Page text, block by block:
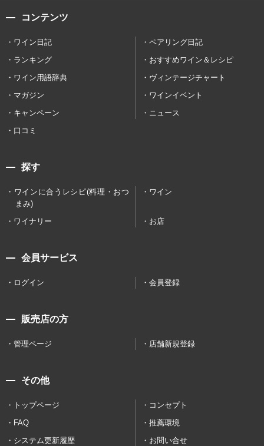
コンテンツ
ワイン日記
ペアリング日記
ランキング
おすすめワイン＆レシピ
ワイン用語辞典
ヴィンテージチャート
マガジン
ワインイベント
キャンペーン
ニュース
口コミ
探す
ワインに合うレシピ(料理・おつ
まみ)
ワイン
ワイナリー お店
会員サービス
ログイン 会員登録
販売店の方
管理ページ 店舗新規登録
その他
トップページ
コンセプト
FAQ
推薦環境
システム更新履歴
お問い合せ